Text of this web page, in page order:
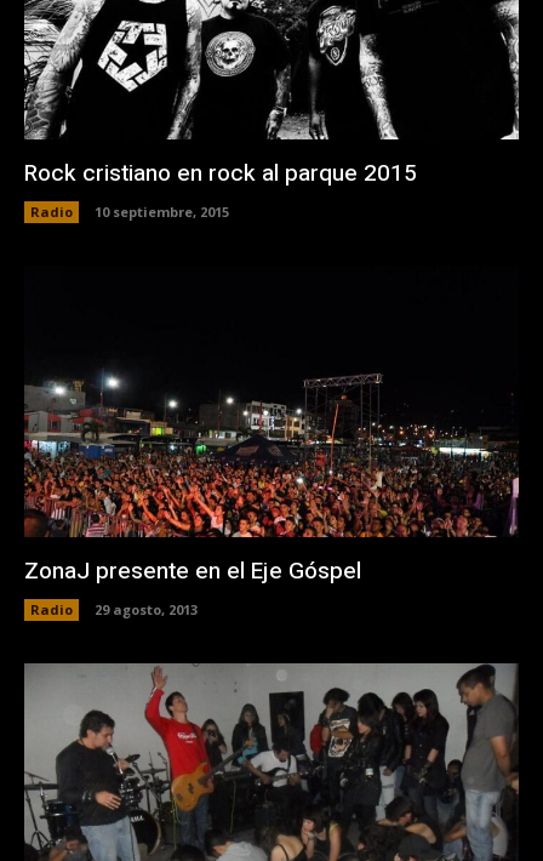
Rock cristiano en rock al parque 2015
Radio 10 septiembre, 2015
ZonaJ presente en el Eje Góspel
Radio 29 agosto, 2013